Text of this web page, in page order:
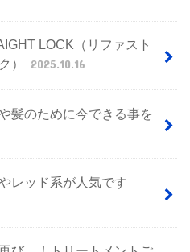
LOCK（リファスト
）
2025.10.16
髪のために今できる事を
レッド系が人気です